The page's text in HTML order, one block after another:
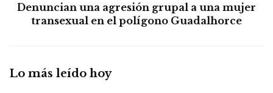
Denuncian una agresión grupal a una mujer
transexual en el polígono Guadalhorce
Lo más leído hoy